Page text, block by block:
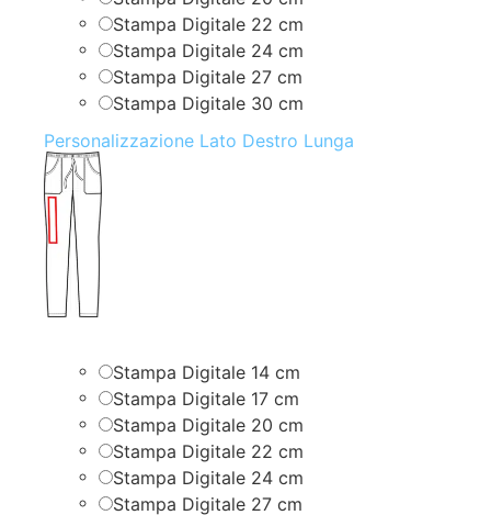
Stampa Digitale 22 cm
Stampa Digitale 24 cm
Stampa Digitale 27 cm
Stampa Digitale 30 cm
Personalizzazione Lato Destro Lunga
Stampa Digitale 14 cm
Stampa Digitale 17 cm
Stampa Digitale 20 cm
Stampa Digitale 22 cm
Stampa Digitale 24 cm
Stampa Digitale 27 cm